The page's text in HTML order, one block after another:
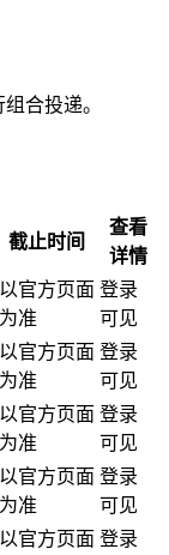
合投递。
截止时间
查看
详情
以官方页面
为准
登录
可见
以官方页面
为准
登录
可见
以官方页面
为准
登录
可见
以官方页面
为准
登录
可见
以官方页面 登录